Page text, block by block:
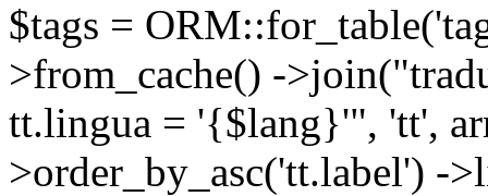
$tags =
>from_cache() -
tt.lingua = '{$lang}'", 'tt',
>order_by_asc('tt.label') -